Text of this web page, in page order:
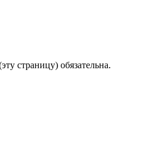
страницу) обязательна.